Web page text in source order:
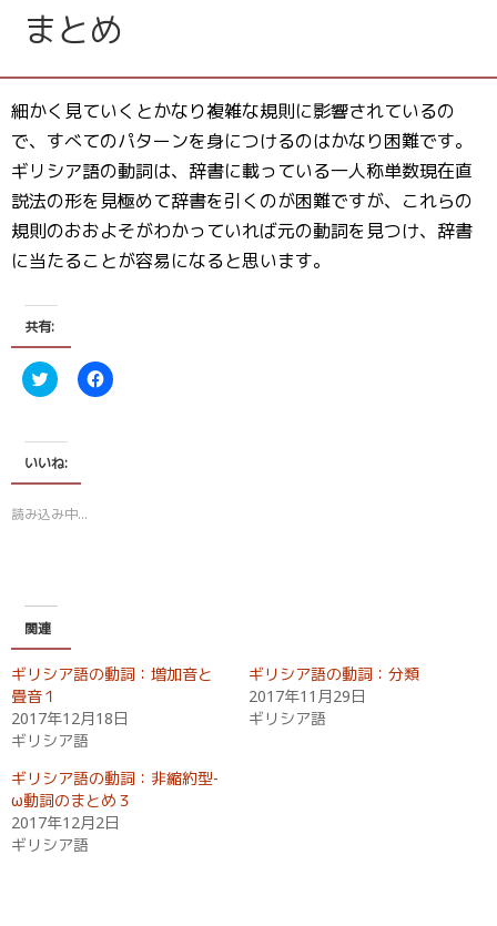
まとめ
細かく見ていくとかなり複雑な規則に影響されているの
で、すべてのパターンを身につけるのはかなり困難です。
ギリシア語の動詞は、辞書に載っている一人称単数現在直
説法の形を見極めて辞書を引くのが困難ですが、これらの
規則のおおよそがわかっていれば元の動詞を見つけ、辞書
に当たることが容易になると思います。
共有:
ク
リ
て
T
i
t
t
(
新
し
い
ィ
ン
ド
ウ
で
開
ま
す
)
F
a
て
く
い
い
ウ
ィ
ン
いいね:
読み込み中…
関連
ギリシア語の動詞：増加音と
畳音１
2017年12月18日
ギリシア語
ギリシア語の動詞：分類
2017年11月29日
ギリシア語
ギリシア語の動詞：非縮約型-
ω動詞のまとめ３
2017年12月2日
ギリシア語